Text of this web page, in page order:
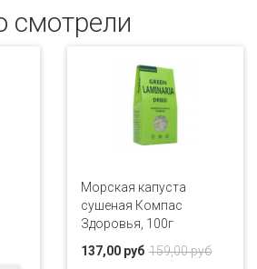
смотрели
Морская капуста
сушеная Компас
Здоровья, 100г
159,00 руб
137,00 руб